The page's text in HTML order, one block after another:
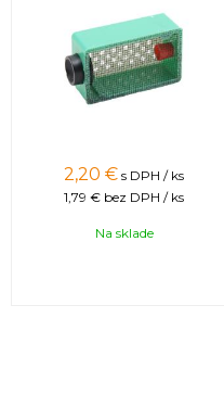
2,20 € s DPH / ks
1,79 € bez DPH / ks
Na sklade